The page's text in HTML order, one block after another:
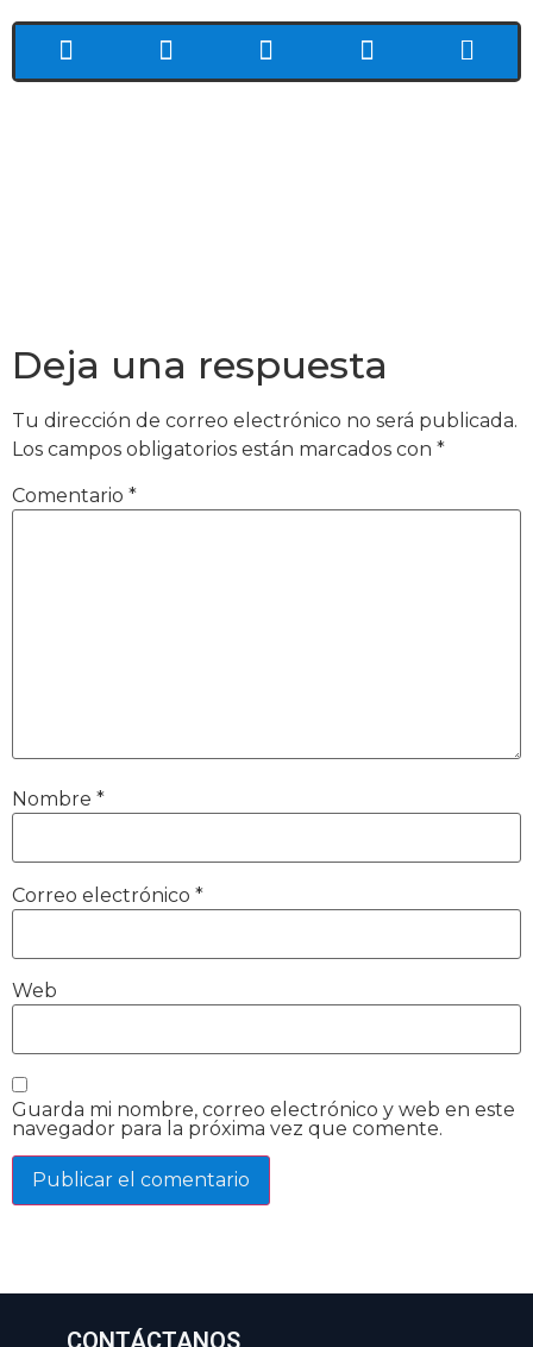
Deja una respuesta
Tu dirección de correo electrónico no será publicada.
Los campos obligatorios están marcados con *
Comentario *
Nombre *
Correo electrónico *
Web
Guarda mi nombre, correo electrónico y web en este
navegador para la próxima vez que comente.